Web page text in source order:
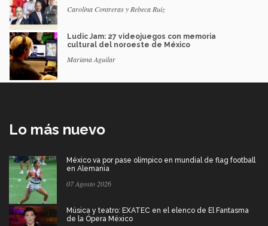
Carolina Contreras y Rebeca Ruiz
Ludic Jam: 27 videojuegos con memoria
cultural del noroeste de México
Mariana Aguilar
Lo más nuevo
México va por pase olímpico en mundial de flag football
en Alemania
07 Agosto 2026
Música y teatro: EXATEC en el elenco de El Fantasma
de la Ópera México